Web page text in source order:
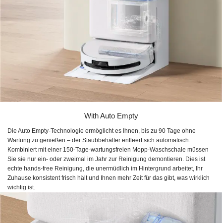
With Auto Empty
Die Auto Empty-Technologie ermöglicht es Ihnen, bis zu 90 Tage ohne
Wartung zu genießen – der Staubbehälter entleert sich automatisch.
Kombiniert mit einer 150-Tage-wartungsfreien Mopp-Waschschale müssen
Sie sie nur ein- oder zweimal im Jahr zur Reinigung demontieren. Dies ist
echte hands-free Reinigung, die unermüdlich im Hintergrund arbeitet, Ihr
Zuhause konsistent frisch hält und Ihnen mehr Zeit für das gibt, was wirklich
wichtig ist.